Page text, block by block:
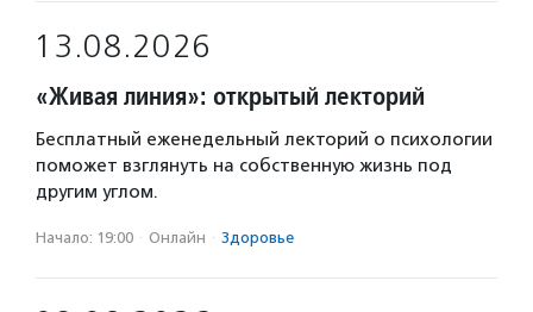
13.08.2026
«Живая линия»: открытый лекторий
Бесплатный еженедельный лекторий о психологии
поможет взглянуть на собственную жизнь под
другим углом.
Начало: 19:00 · Онлайн · Здоровье